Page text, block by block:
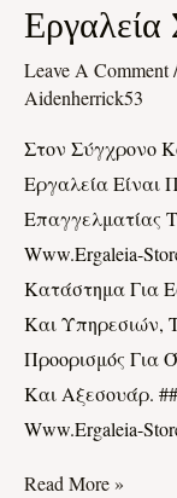
Εργαλεία
Leave A Comment
Aidenherrick53
Στον Σύγχρονο
Εργαλεία Είναι
Επαγγελματίας
Www.ergaleia-
Κατάστημα Για
Και Υπηρεσιών,
Προορισμός Για
Και Αξεσουάρ.
Www.ergaleia-
Το
Online
Κατάστημα
Όλα
Τα
Εργαλεία
Σας
Read More »